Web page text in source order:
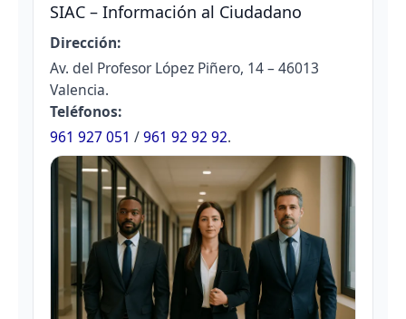
SIAC – Información al Ciudadano
Dirección:
Av. del Profesor López Piñero, 14 – 46013
Valencia.
Teléfonos:
961 927 051 /961 92 92 92.